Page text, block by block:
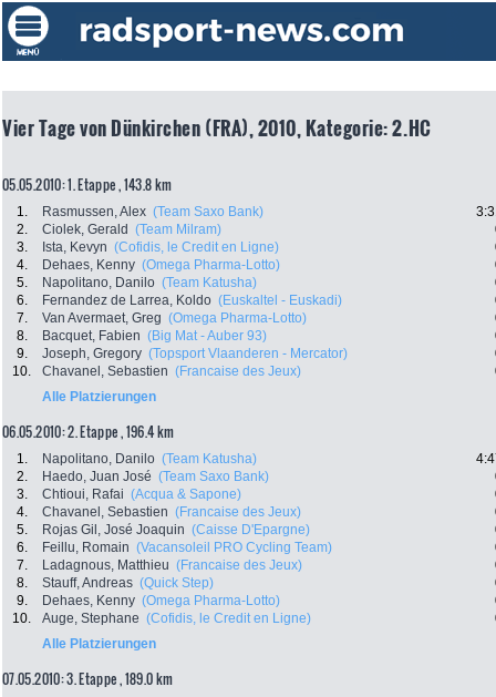
Vier Tage von Dünkirchen (FRA), 2010, Kategorie: 2.HC
05.05.2010: 1. Etappe , 143.8 km
1. Rasmussen, Alex (Team Saxo Bank)
2.
Ciolek, Gerald (Team Milram)
3.
Ista, Kevyn (Cofidis, le Credit en Ligne)
4.
Dehaes, Kenny (Omega Pharma-Lotto)
5.
Napolitano, Danilo (Team Katusha)
6.
Fernandez de Larrea, Koldo (Euskaltel - Euskadi)
7.
Van Avermaet, Greg (Omega Pharma-Lotto)
8.
Bacquet, Fabien (Big Mat - Auber 93)
9.
Joseph, Gregory (Topsport Vlaanderen - Mercator)
10.
Chavanel, Sebastien (Francaise des Jeux)
Alle Platzierungen
06.05.2010: 2. Etappe , 196.4 km
1. Napolitano, Danilo (Team Katusha)
2.
Haedo, Juan José (Team Saxo Bank)
3.
Chtioui, Rafai (Acqua & Sapone)
4.
Chavanel, Sebastien (Francaise des Jeux)
5.
Rojas Gil, José Joaquin (Caisse D'Epargne)
6.
Feillu, Romain (Vacansoleil PRO Cycling Team)
7.
Ladagnous, Matthieu (Francaise des Jeux)
8.
Stauff, Andreas (Quick Step)
9.
Dehaes, Kenny (Omega Pharma-Lotto)
10.
Auge, Stephane (Cofidis, le Credit en Ligne)
Alle Platzierungen
07.05.2010: 3. Etappe , 189.0 km